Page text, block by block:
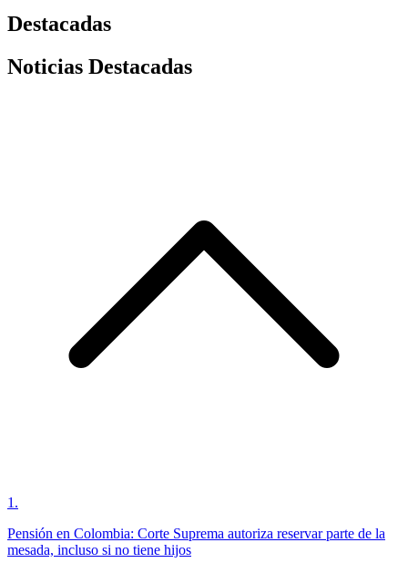
Destacadas
Noticias Destacadas
1 .
Pensión en Colombia: Corte Suprema autoriza reservar parte de la
mesada, incluso si no tiene hijos